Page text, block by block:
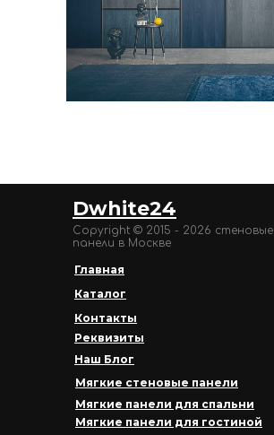
Мягкие стеновые панели
Мягкие панели для гостиной
Мягкие панели для спальни
Главная
Каталог
Контакты
Реквизиты
Наш Блог
Copyright © 2015 - 2026 стеновые
панели в Москве
Dwhite24